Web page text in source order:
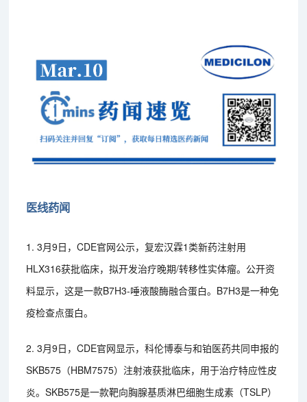
医线药闻
1. 3月9日，CDE官网公示，复宏汉霖1类新药注射用
HLX316获批临床，拟开发治疗晚期/转移性实体瘤。公开资
料显示，这是一款B7H3-唾液酸酶融合蛋白。B7H3是一种免
疫检查点蛋白。
2. 3月9日，CDE官网显示，科伦博泰与和铂医药共同申报的
SKB575（HBM7575）注射液获批临床，用于治疗特应性皮
炎。SKB575是一款靶向胸腺基质淋巴细胞生成素（TSLP）